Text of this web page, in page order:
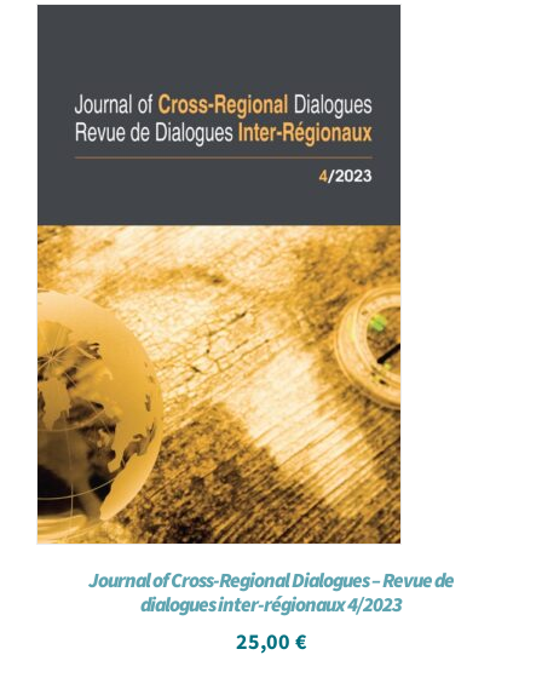
Journal of Cross-Regional Dialogues – Revue de
dialogues inter-régionaux 4/2023
25,00 €